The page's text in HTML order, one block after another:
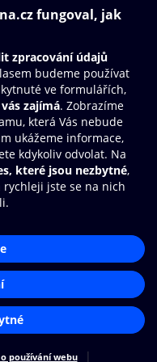
O2 Knihovna
své e-knihy a
a pohodlněji.